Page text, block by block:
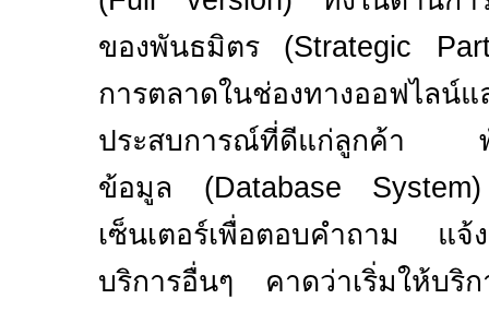
ของพันธมิตร (Strategic
การตลาดในช่องทางออฟไลน์
ประสบการณ์ที่ดีแก่ลูกค้า พั
ข้อมูล (Database System)
เซ็นเตอร์เพื่อตอบคำถาม แ
บริการอื่นๆ คาดว่าเริ่มให้บริก